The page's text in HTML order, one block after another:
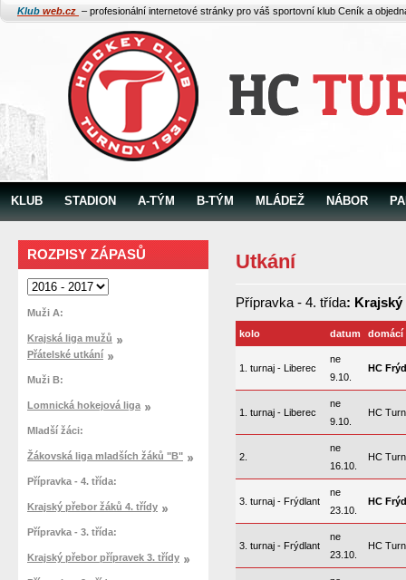
Klub web.cz – profesionální internetové stránky pro váš sportovní klub Ceník a
KLUB STADION A-TÝM B-TÝM MLÁDEŽ NÁBOR
Utkání
Přípravka - 4. třída: Krajský
kolo datum domácí
1. turnaj - Liberec
ne
9.10.
HC
1. turnaj - Liberec
ne
9.10.
HC
2.
ne
16.10.
HC
3. turnaj - Frýdlant
ne
23.10.
HC
3. turnaj - Frýdlant
ne
23.10.
HC
ROZPISY ZÁPASŮ
Muži A:
Krajská liga mužů
Přátelské utkání
Muži B:
Lomnická hokejová liga
Mladší žáci:
Žákovská liga mladších žáků "B"
Přípravka - 4. třída:
Krajský přebor žáků 4. třídy
Přípravka - 3. třída:
Krajský přebor přípravek 3. třídy